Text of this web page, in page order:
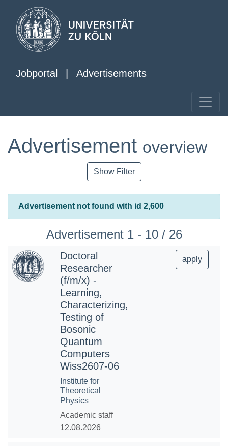
Jobportal Advertisements
Advertisement overview
Show Filter
Advertisement not found with id 2,600
Advertisement 1 - 10 / 26
Doctoral
Researcher
(f/m/x) -
Learning,
Characterizing,
Testing of
Bosonic
Quantum
Computers
Wiss2607-06
Institute for
Theoretical
Physics
Academic staff
12.08.2026
apply